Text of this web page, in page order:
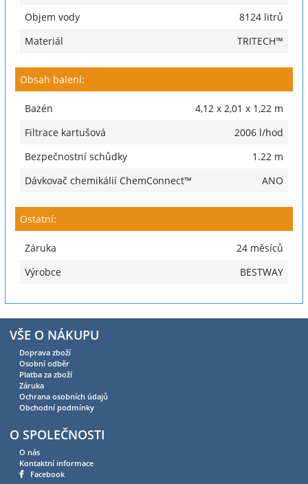
Objem vody
8124 litrů
Materiál
TRITECH™
Obsah balení:
Bazén
4,12 x 2,01 x 1,22 m
Filtrace kartušová
2006 l/hod
Bezpečnostní schůdky
1.22 m
Dávkovač chemikálií ChemConnect™
ANO
Ostatní:
Záruka
24 měsíců
Výrobce
BESTWAY
VŠE O NÁKUPU
Doprava zboží
Osobní odběr
Platba za zboží
Záruka
Ochrana osobních údajů
Obchodní podmínky
O SPOLEČNOSTI
O nás
Kontaktní informace
Facebook